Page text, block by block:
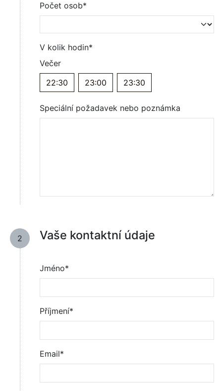
Počet osob*
V kolik hodin*
Večer
22:30
23:00 23:30
Speciální požadavek nebo poznámka
2 Vaše kontaktní údaje
Jméno*
Příjmení*
Email*